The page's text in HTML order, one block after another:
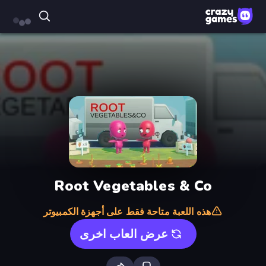
Root Vegetables & Co
هذه اللعبة متاحة فقط على أجهزة الكمبيوتر
عرض العاب اخرى